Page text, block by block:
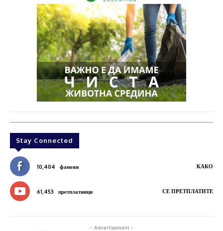
Stay Connected
10,404 фанови КАКО
61,453 претплатници СЕ ПРЕТПЛАТИТЕ
- Advertisement -